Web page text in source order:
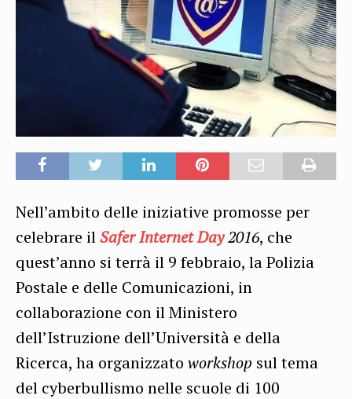
Nell’ambito delle iniziative promosse per
celebrare ilSaferInternetDay2016, che
quest’anno si terrà il 9 febbraio, la Polizia
Postale e delle Comunicazioni, in
collaborazione con il Ministero
dell’Istruzione dell’Università e della
Ricerca, ha organizzato workshop sul tema
del cyberbullismo nelle scuole di 100